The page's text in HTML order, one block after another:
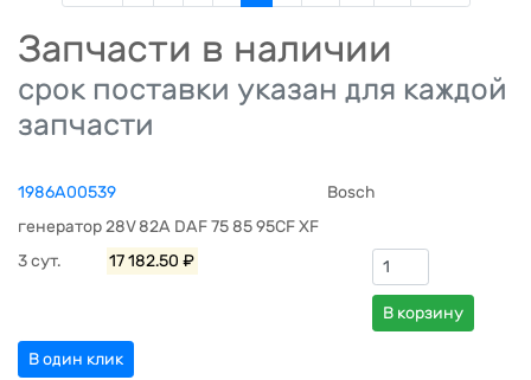
Запчасти в наличии
срок поставки указан для каждой
запчасти
1986A00539
Bosch
генератор 28V 82A DAF 75 85 95CF XF
3 сут.
17 182.50 ₽
В корзину
В один клик